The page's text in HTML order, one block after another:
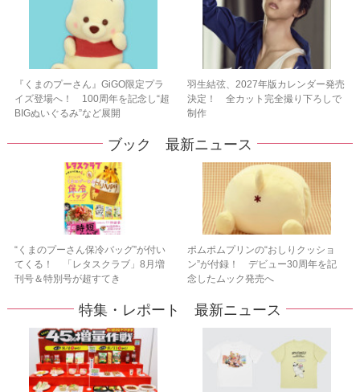
『くまのプーさん』GiGO限定プラ
イズ登場へ！ 100周年を記念し“超
BIGぬいぐるみ”など展開
羽生結弦、2027年版カレンダー発売
決定！ 全カット完全撮り下ろしで
制作
ブック 最新ニュース
“くまのプーさん保冷バッグ”が付い
てくる！ 「レタスクラブ」8月増
刊号＆特別号が超すてき
ポムポムプリンの“おしりクッショ
ン”が付録！ デビュー30周年を記
念したムック発売へ
特集・レポート 最新ニュース